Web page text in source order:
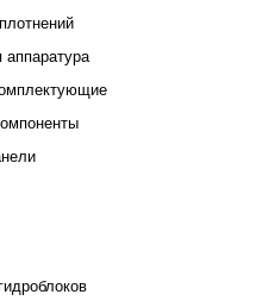
аппаратура